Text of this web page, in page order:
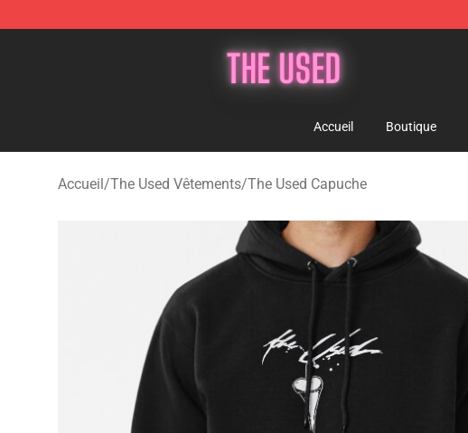
Accueil Boutique
Accueil/The Used Vêtements/The Used Capuche